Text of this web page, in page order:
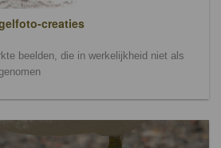
creaties
beelden, die in werkelijkheid niet als